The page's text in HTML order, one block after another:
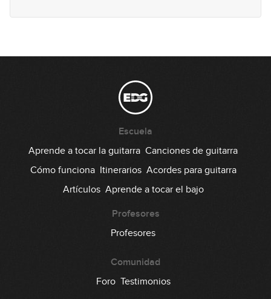
Escuela
Aprende a tocar la guitarra Canciones de guitarra
Cómo funciona Itinerarios Acordes para guitarra
Artículos Aprende a tocar el bajo
Profesores
Profesores
Comunidad
Foro Testimonios